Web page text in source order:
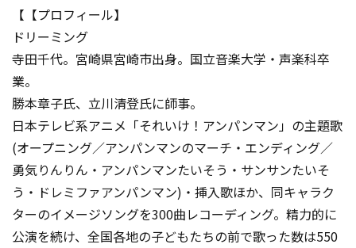
【【プロフィール】
ドリーミング
寺田千代。宮崎県宮崎市出身。国立音楽大学・声楽科卒
業。
勝本章子氏、立川清登氏に師事。
日本テレビ系アニメ「それいけ！アンパンマン」の主題歌
(オープニング／アンパンマンのマーチ・エンディング／
勇気りんりん・アンパンマンたいそう・サンサンたいそ
う・ドレミファアンパンマン)・挿入歌ほか、同キャラク
ターのイメージソングを300曲レコーディング。精力的に
公演を続け、全国各地の子どもたちの前で歌った数は550